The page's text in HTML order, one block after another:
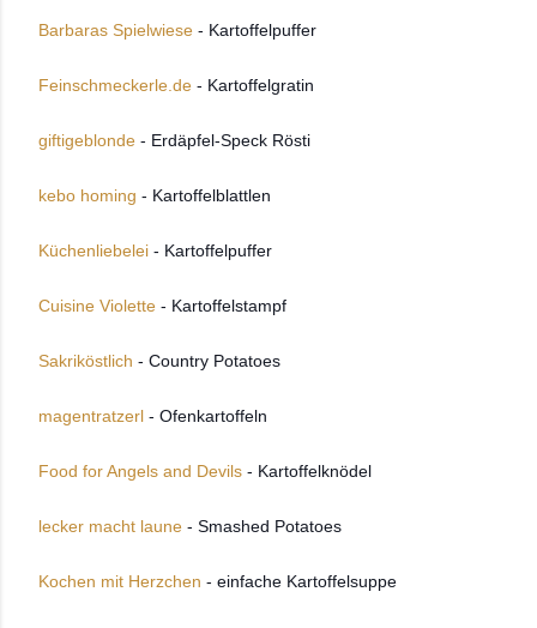
Barbaras Spielwiese - Kartoffelpuffer
Feinschmeckerle.de - Kartoffelgratin
giftigeblonde - Erdäpfel-Speck Rösti
kebo homing - Kartoffelblattlen
Küchenliebelei - Kartoffelpuffer
Cuisine Violette - Kartoffelstampf
Sakriköstlich - Country Potatoes
magentratzerl - Ofenkartoffeln
Food for Angels and Devils - Kartoffelknödel
lecker macht laune - Smashed Potatoes
Kochen mit Herzchen - einfache Kartoffelsuppe